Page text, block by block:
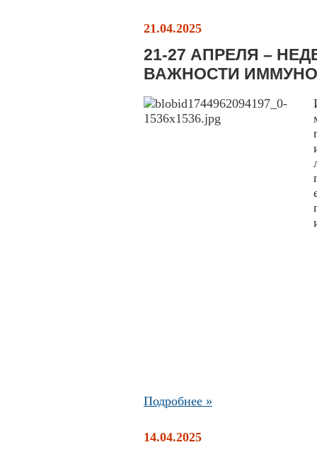
21.04.2025
21-27 АПРЕЛЯ –
ВАЖНОСТИ
Подробнее »
14.04.2025